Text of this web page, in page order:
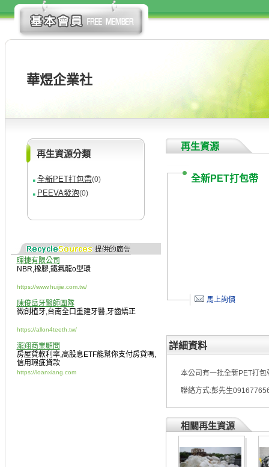
華煜企業社
再生資源分類
全新PET打包帶(0)
PEEVA發泡(0)
暉捷有限公司
NBR,橡膠,鐵氟龍o型環
https://www.huijie.com.tw/
陳俊岳牙醫師團隊
微創植牙,台南全口重建牙醫,牙齒矯正
https://allon4teeth.tw/
瀧翔商業顧問
房屋貸款利率,高股息ETF能幫你支付房貸嗎,
信用瑕疵貸款
https://loanxiang.com
再生資源
全新PET打包帶
馬上詢價
詳細資料
本公司有一批全新PET打
聯絡方式:彭先生
相關再生資源